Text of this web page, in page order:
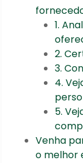
1.
2.
3.
4.
5.
Venha
o melhor